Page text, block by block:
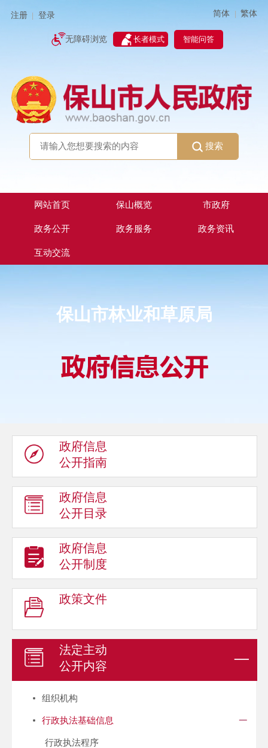
注册 登录 简体 | 繁体
无障碍浏览 长者模式 智能问答
搜索
网站首页 保山概览 市政府
政务公开 政务服务 政务资讯
互动交流
保山市林业和草原局
政府信息
公开指南
政府信息
公开目录
政府信息
公开制度
政策文件
法定主动
公开内容
组织机构
行政执法基础信息
行政执法程序